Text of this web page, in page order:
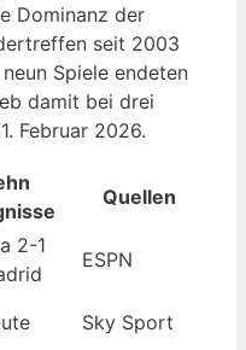
Dominanz der
seit 2003
Spiele endeten
damit bei drei
Februar 2026.
Quellen
2-1
ESPN
Sky Sport